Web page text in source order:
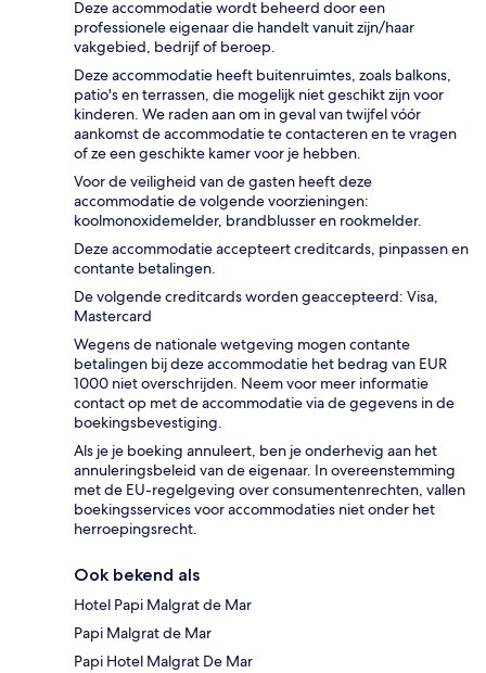
Deze accommodatie wordt beheerd door een
professionele eigenaar die handelt vanuit zijn/haar
vakgebied, bedrijf of beroep.
Deze accommodatie heeft buitenruimtes, zoals balkons,
patio's en terrassen, die mogelijk niet geschikt zijn voor
kinderen. We raden aan om in geval van twijfel vóór
aankomst de accommodatie te contacteren en te vragen
of ze een geschikte kamer voor je hebben.
Voor de veiligheid van de gasten heeft deze
accommodatie de volgende voorzieningen:
koolmonoxidemelder, brandblusser en rookmelder.
Deze accommodatie accepteert creditcards, pinpassen en
contante betalingen.
De volgende creditcards worden geaccepteerd: Visa,
Mastercard
Wegens de nationale wetgeving mogen contante
betalingen bij deze accommodatie het bedrag van EUR
1000 niet overschrijden. Neem voor meer informatie
contact op met de accommodatie via de gegevens in de
boekingsbevestiging.
Als je je boeking annuleert, ben je onderhevig aan het
annuleringsbeleid van de eigenaar. In overeenstemming
met de EU-regelgeving over consumentenrechten, vallen
boekingsservices voor accommodaties niet onder het
herroepingsrecht.
Ook bekend als
Hotel Papi Malgrat de Mar
Papi Malgrat de Mar
Papi Hotel Malgrat De Mar